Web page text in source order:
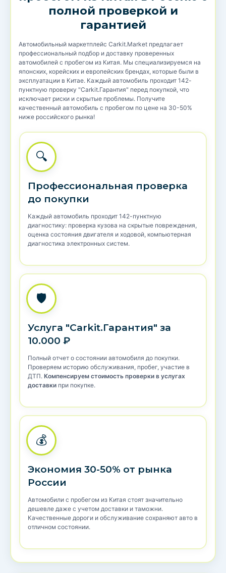
полной проверкой и
гарантией
Автомобильный маркетплейс Carkit.Market предлагает
профессиональный подбор и доставку проверенных
автомобилей с пробегом из Китая. Мы специализируемся на
японских, корейских и европейских брендах, которые были в
эксплуатации в Китае. Каждый автомобиль проходит 142-
пунктную проверку "Carkit.Гарантия" перед покупкой, что
исключает риски и скрытые проблемы. Получите
качественный автомобиль с пробегом по цене на 30-50%
ниже российского рынка!
🔍
Профессиональная проверка
до покупки
Каждый автомобиль проходит 142-пунктную
диагностику: проверка кузова на скрытые повреждения,
оценка состояния двигателя и ходовой, компьютерная
диагностика электронных систем.
🛡️
Услуга "Carkit.Гарантия" за
10.000 ₽
Полный отчет о состоянии автомобиля до покупки.
Проверяем историю обслуживания, пробег, участие в
ДТП. Компенсируем стоимость проверки в услугах
доставки при покупке.
💰
Экономия 30-50% от рынка
России
Автомобили с пробегом из Китая стоят значительно
дешевле даже с учетом доставки и таможни.
Качественные дороги и обслуживание сохраняют авто в
отличном состоянии.